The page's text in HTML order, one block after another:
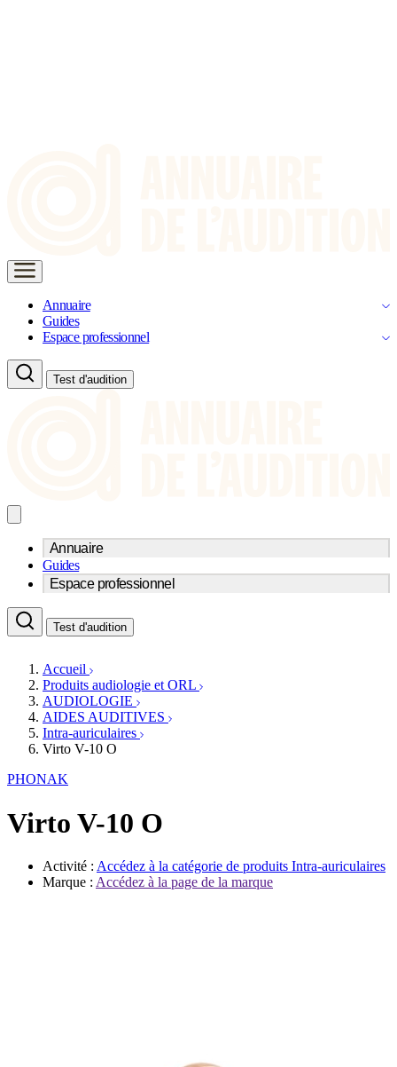
Annuaire
Guides
Espace professionnel
Test d'audition
Annuaire
Trouvez un professionnel de l'audition
Centre d'audioprothèse
Médecins ORL & Phoniatres
Écoles spécialisées
Fournisseurs
Associations
Guides
Espace professionnel
Acteurs et services
Fournisseurs
Services ORL
Orthophonistes
Formations et écoles
Organismes / Syndicats
Produits
Ressources
Test d'audition
Accueil
Produits audiologie et ORL
AUDIOLOGIE
AIDES AUDITIVES
Intra-auriculaires
Virto V-10 O
PHONAK
Virto V-10 O
Activité : Accédez à la catégorie de produits Intra-auriculaires
Marque : Accédez à la page de la marque